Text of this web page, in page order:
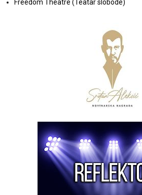
Freedom Theatre (Teatar slobode)